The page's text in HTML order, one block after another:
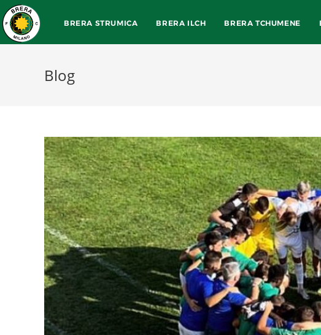
BRERA STRUMICA BRERA ILCH BRERA TCHUMENE
Blog